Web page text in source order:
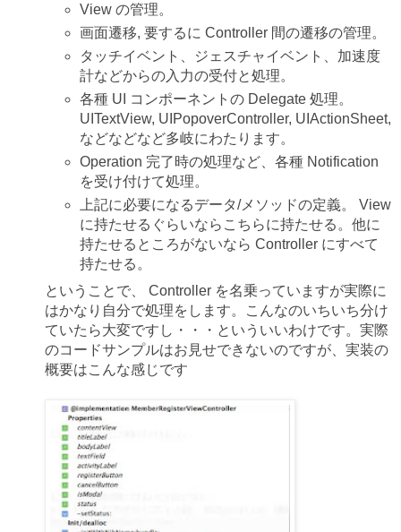
View の管理。
画面遷移, 要するに Controller 間の遷移の管理。
タッチイベント、ジェスチャイベント、加速度
計などからの入力の受付と処理。
各種 UI コンポーネントの Delegate 処理。
UITextView, UIPopoverController, UIActionSheet,
などなどなど多岐にわたります。
Operation 完了時の処理など、各種 Notification
を受け付けて処理。
上記に必要になるデータ/メソッドの定義。 View
に持たせるぐらいならこちらに持たせる。他に
持たせるところがないなら Controller にすべて
持たせる。
ということで、 Controller を名乗っていますが実際に
はかなり自分で処理をします。こんなのいちいち分け
ていたら大変ですし・・・といういいわけです。実際
のコードサンプルはお見せできないのですが、実装の
概要はこんな感じです